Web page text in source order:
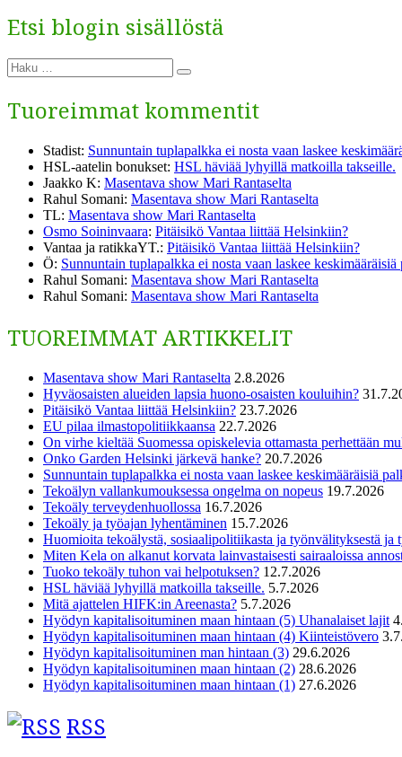
Etsi blogin sisällöstä
Etsi:
Haku
Tuoreimmat kommentit
Stadist: Sunnuntain tuplapalkka ei nosta vaan laskee
HSL-aatelin bonukset: HSL häviää lyhyillä matkoilla takseille.
Jaakko K: Masentava show Mari Rantaselta
Rahul Somani: Masentava show Mari Rantaselta
TL: Masentava show Mari Rantaselta
Osmo Soininvaara: Pitäisikö Vantaa liittää Helsinkiin?
Vantaa ja ratikkaYT.: Pitäisikö Vantaa liittää Helsinkiin?
Ö: Sunnuntain tuplapalkka ei nosta vaan laskee keskimääräisiä
Rahul Somani: Masentava show Mari Rantaselta
Rahul Somani: Masentava show Mari Rantaselta
TUOREIMMAT ARTIKKELIT
Masentava show Mari Rantaselta 2.8.2026
Hyväosaisten alueiden lapsia huono-osaisten kouluihin?
Pitäisikö Vantaa liittää Helsinkiin? 23.7.2026
EU pilaa ilmastopolitiikkaansa 22.7.2026
On virhe kieltää Suomessa opiskelevia ottamasta perhettään
Onko Garden Helsinki järkevä hanke? 20.7.2026
Sunnuntain tuplapalkka ei nosta vaan laskee keskimääräisiä
Tekoälyn vallankumouksessa ongelma on nopeus 19.7.2026
Tekoäly terveydenhuollossa 16.7.2026
Tekoäly ja työajan lyhentäminen 15.7.2026
Huomioita tekoälystä, sosiaalipolitiikasta ja työnvälityksestä ja
Miten Kela on alkanut korvata lainvastaisesti sairaaloissa
Tuoko tekoäly tuhon vai helpotuksen? 12.7.2026
HSL häviää lyhyillä matkoilla takseille. 5.7.2026
Mitä ajattelen HIFK:in Areenasta? 5.7.2026
Hyödyn kapitalisoituminen maan hintaan (5) Uhanalaiset lajit
Hyödyn kapitalisoituminen maan hintaan (4) Kiinteistövero
Hyödyn kapitalisoituminen man hintaan (3) 29.6.2026
Hyödyn kapitalisoituminen maan hintaan (2) 28.6.2026
Hyödyn kapitalisoituminen maan hintaan (1) 27.6.2026
RSS